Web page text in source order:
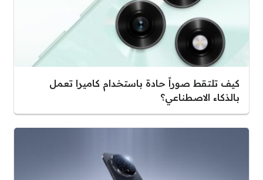
كيف تلتقط صوراً حادة باستخدام كاميرا تعمل
بالذكاء الاصطناعي؟